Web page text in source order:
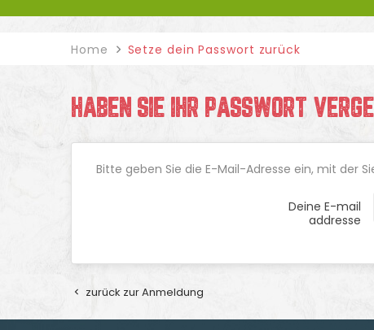
Home Setze dein Passwort zurück
HABEN SIE IHR PASSWORT
Bitte geben Sie die E-Mail-Adresse ein, mit der
Deine E-mail
addresse
 zurück zur Anmeldung